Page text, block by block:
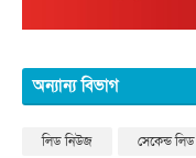
অন্যান্য বিভাগ
লিড নিউজ সেকেন্ড লিড